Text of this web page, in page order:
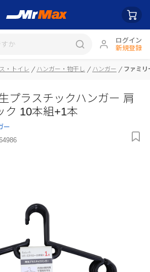
ログイン
新規登録
・トイレ ハンガー・物干し ハンガー ファミ
プラスチックハンガー 肩
ク 10本組+1本
ー